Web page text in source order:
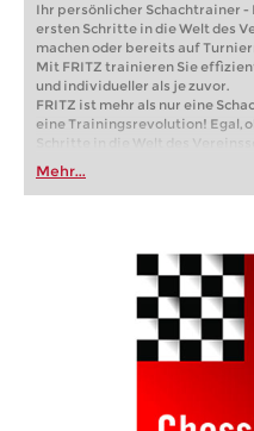
Ihr persönlicher Schachtrainer -
ersten Schritte in die Welt des
machen oder bereits auf
Mit FRITZ trainieren Sie
und individueller als je zuvor.
FRITZ ist mehr als nur eine
eine Trainingsrevolution! Egal,
Schritte in die Welt des
oder bereits auf Turnierniveau
FRITZ trainieren Sie effizienter,
individueller als je zuvor.
Mehr...